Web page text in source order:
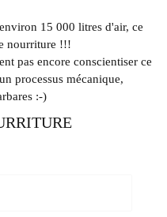
15 000 litres d'air, ce
nourriture !!!
pas encore conscientiser ce
processus mécanique,
:-)